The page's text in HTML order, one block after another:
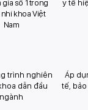
số 1 trong
khoa Việt
Nam
y tế
trình nghiên
dẫn đầu
ngành
Áp
tế,